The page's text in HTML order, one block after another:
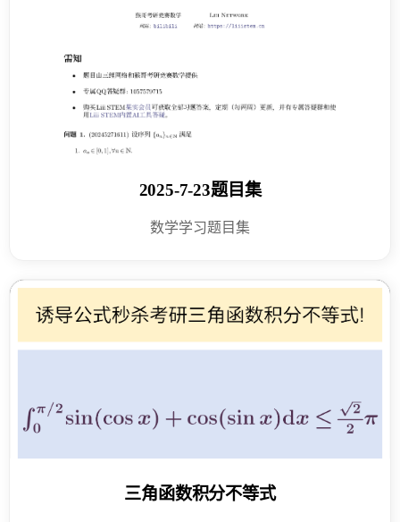
2025-7-23题目集
数学学习题目集
三角函数积分不等式